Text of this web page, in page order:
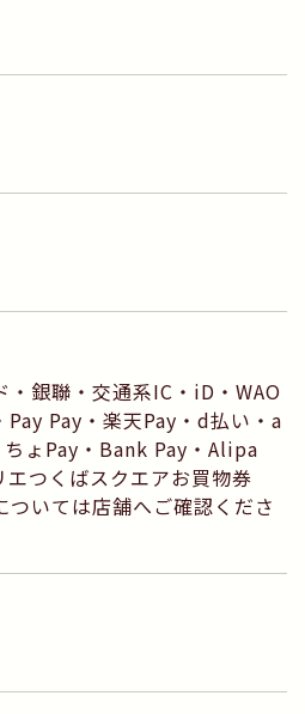
銀聯・交通系IC・iD・WAO
Pay・楽天Pay・d払い・a
ょPay・Bank Pay・Alipa
エつくばスクエアお買物券
いては店舗へご確認くださ